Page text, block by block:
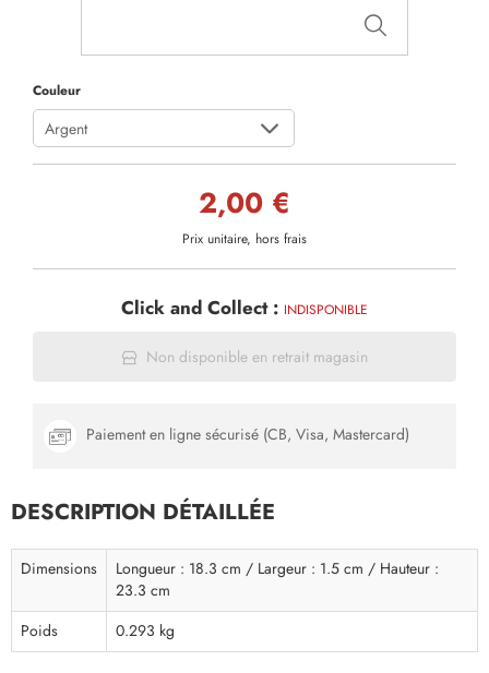
Couleur
Argent
2,00 €
Prix unitaire, hors frais
Click and Collect : INDISPONIBLE
Non disponible en retrait magasin
Paiement en ligne sécurisé (CB, Visa, Mastercard)
DESCRIPTION DÉTAILLÉE
Dimensions
Longueur : 18.3 cm / Largeur : 1.5 cm / Hauteur :
23.3 cm
Poids
0.293 kg